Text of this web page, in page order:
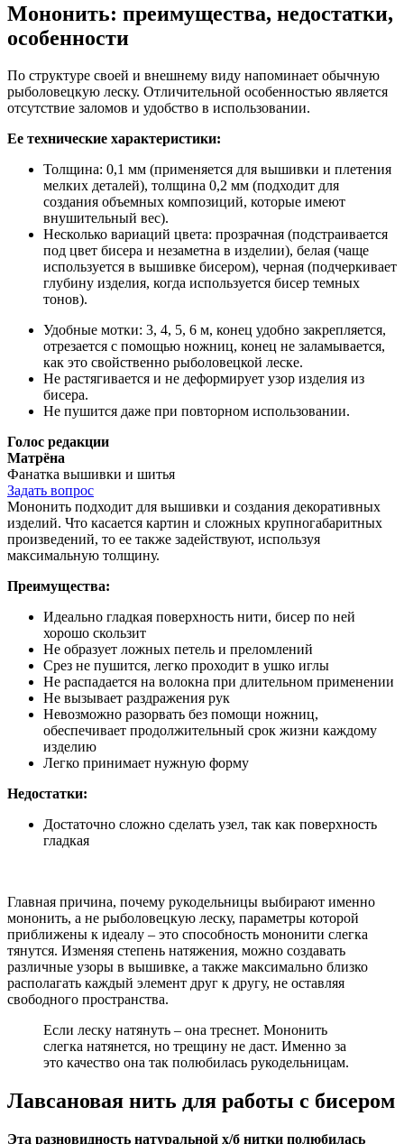
Мононить: преимущества, недостатки,
особенности
По структуре своей и внешнему виду напоминает обычную
рыболовецкую леску. Отличительной особенностью является
отсутствие заломов и удобство в использовании.
Ее технические характеристики:
Толщина: 0,1 мм (применяется для вышивки и плетения
мелких деталей), толщина 0,2 мм (подходит для
создания объемных композиций, которые имеют
внушительный вес).
Несколько вариаций цвета: прозрачная (подстраивается
под цвет бисера и незаметна в изделии), белая (чаще
используется в вышивке бисером), черная (подчеркивает
глубину изделия, когда используется бисер темных
тонов).
Удобные мотки: 3, 4, 5, 6 м, конец удобно закрепляется,
отрезается с помощью ножниц, конец не заламывается,
как это свойственно рыболовецкой леске.
Не растягивается и не деформирует узор изделия из
бисера.
Не пушится даже при повторном использовании.
Голос редакции
Матрёна
Фанатка вышивки и шитья
Задать вопрос
Мононить подходит для вышивки и создания декоративных
изделий. Что касается картин и сложных крупногабаритных
произведений, то ее также задействуют, используя
максимальную толщину.
Преимущества:
Идеально гладкая поверхность нити, бисер по ней
хорошо скользит
Не образует ложных петель и преломлений
Срез не пушится, легко проходит в ушко иглы
Не распадается на волокна при длительном применении
Не вызывает раздражения рук
Невозможно разорвать без помощи ножниц,
обеспечивает продолжительный срок жизни каждому
изделию
Легко принимает нужную форму
Недостатки:
Достаточно сложно сделать узел, так как поверхность
гладкая
Главная причина, почему рукодельницы выбирают именно
мононить, а не рыболовецкую леску, параметры которой
приближены к идеалу – это способность мононити слегка
тянутся. Изменяя степень натяжения, можно создавать
различные узоры в вышивке, а также максимально близко
располагать каждый элемент друг к другу, не оставляя
свободного пространства.
Если леску натянуть – она треснет. Мононить
слегка натянется, но трещину не даст. Именно за
это качество она так полюбилась рукодельницам.
Лавсановая нить для работы с бисером
Эта разновидность натуральной х/б нитки полюбилась